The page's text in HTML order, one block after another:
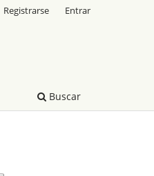
Buscar
Registrarse Entrar